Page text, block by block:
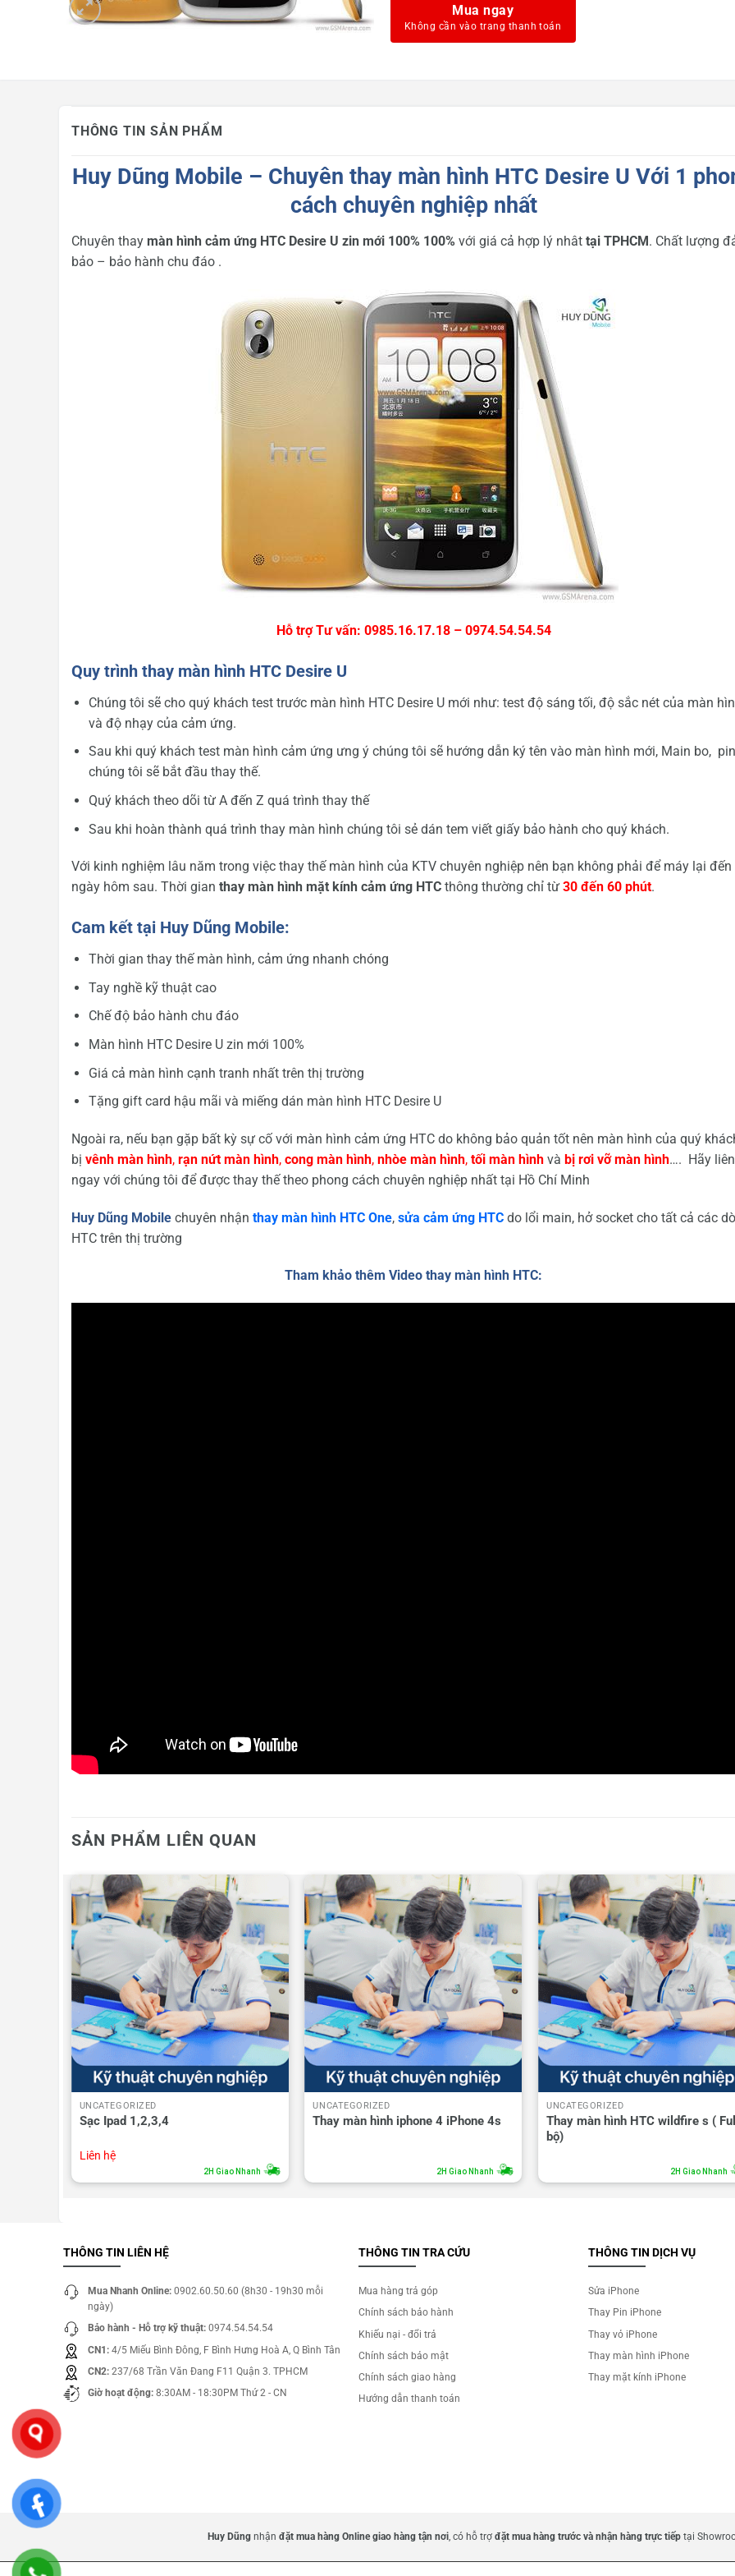
Mua hàng trả góp
Mua ngay
THÔNG TIN SẢN PHẨM
Huy Dũng Mobile – Chuyên thay màn hình HTC Desire U Với 1
cách chuyên nghiệp nhất
Chuyên thay màn hình cảm ứng HTC Desire U zin mới 100% 100% với giá cả hợp lý nhât tại TPHCM . Chất lượng
bảo – bảo hành chu đáo .
Hỗ trợ Tư vấn: 0985.16.17.18 – 0974.54.54.54
Quy trình thay màn hình HTC Desire U
Chúng tôi sẽ cho quý khách test trước màn hình HTC Desire U mới như: test độ sáng tối, độ sắc nét của màn
và độ nhạy của cảm ứng.
Sau khi quý khách test màn hình cảm ứng ưng ý chúng tôi sẽ hướng dẫn ký tên vào màn hình mới, Main bo,
chúng tôi sẽ bắt đầu thay thế.
Quý khách theo dõi từ A đến Z quá trình thay thế
Sau khi hoàn thành quá trình thay màn hình chúng tôi sẻ dán tem viết giấy bảo hành cho quý khách.
Với kinh nghiệm lâu năm trong việc thay thế màn hình của KTV chuyên nghiệp nên bạn không phải để máy lại đến
ngày hôm sau. Thời gian thay màn hình mặt kính cảm ứng HTC thông thường chỉ từ 30 đến 60 phút.
Cam kết tại Huy Dũng Mobile:
Thời gian thay thế màn hình, cảm ứng nhanh chóng
Tay nghề kỹ thuật cao
Chế độ bảo hành chu đáo
Màn hình HTC Desire U zin mới 100%
Giá cả màn hình cạnh tranh nhất trên thị trường
Tặng gift card hậu mãi và miếng dán màn hình HTC Desire U
Ngoài ra, nếu bạn gặp bất kỳ sự cố với màn hình cảm ứng HTC do không bảo quản tốt nên màn hình của quý
bị vênh màn hình, rạn nứt màn hình, cong màn hình, nhòe màn hình, tối màn hình và bị rơi vỡ màn hình…. Hãy
ngay với chúng tôi để được thay thế theo phong cách chuyên nghiệp nhất tại Hồ Chí Minh
Huy Dũng Mobile chuyên nhận thay màn hình HTC One, sửa cảm ứng HTC do lổi main, hở socket cho tất cả các
HTC trên thị trường
Tham khảo thêm Video thay màn hình HTC:
SẢN PHẨM LIÊN QUAN
UNCATEGORIZED
Sạc Ipad 1,2,3,4
Liên hệ
2H Giao Nhanh
UNCATEGORIZED
Thay màn hình iphone 4 iPhone 4s
2H Giao Nhanh
UNCATEGORIZED
Thay màn hình HTC wildfire s (
bộ)
2H Giao Nhanh
THÔNG TIN LIÊN HỆ
Mua Nhanh Online: 0902.60.50.60 (8h30 - 19h30 mỗi
ngày)
Bảo hành - Hỗ trợ kỹ thuật: 0974.54.54.54
CN1: 4/5 Miếu Bình Đông, F Bình Hưng Hoà A, Q Bình Tân
CN2: 237/68 Trần Văn Đang F11 Quận 3. TPHCM
Giờ hoạt động: 8:30AM - 18:30PM Thứ 2 - CN
THÔNG TIN TRA CỨU
Mua hàng trả góp
Chính sách bảo hành
Khiếu nại - đổi trả
Chính sách bảo mật
Chính sách giao hàng
Hướng dẫn thanh toán
THÔNG TIN DỊCH VỤ
Sửa iPhone
Thay Pin iPhone
Thay vỏ iPhone
Thay màn hình iPhone
Thay mặt kính iPhone
Huy Dũngnhận đặt mua hàng Online giao hàng tận nơi, có hỗ trợ đặt mua hàng trước và nhận hàng trực tiếptại